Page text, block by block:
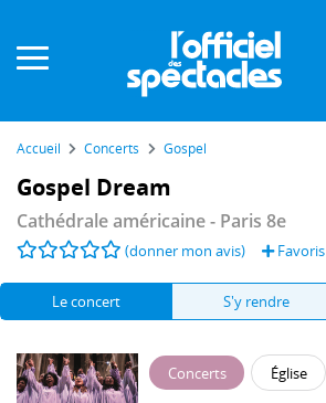
Accueil Concerts Gospel
Gospel Dream
Cathédrale américaine- Paris 8e
(donner mon avis) Favoris
Le concert S'y rendre
Concerts Église